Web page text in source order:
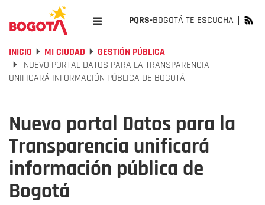
PQRS-BOGOTÁ TE ESCUCHA
INICIO MI CIUDAD
GESTIÓN PÚBLICA
NUEVO PORTAL DATOS PARA LA TRANSPARENCIA
UNIFICARÁ INFORMACIÓN PÚBLICA DE BOGOTÁ
Nuevo portal Datos para la
Transparencia unificará
información pública de
Bogotá